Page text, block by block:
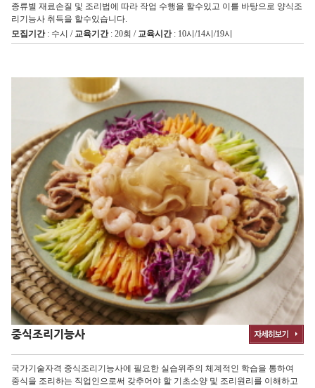
종류별 재료손질 및 조리법에 따라 작업 수행을 할수있고 이를 바탕으로 양식조
리기능사 취득을 할수있습니다.
모집기간: 수시 / 교육기간: 20회 / 교육시간: 10시/14시/19시
중식조리기능사
국가기술자격 중식조리기능사에 필요한 실습위주의 체계적인 학습을 통하여
중식을 조리하는 직업인으로써 갖추어야 할 기초소양 및 조리원리를 이해하고